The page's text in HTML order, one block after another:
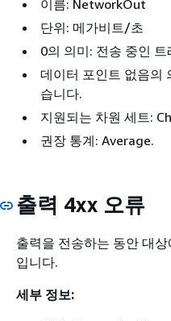
이름: NetworkOut
단위: 메가비트/초
0의 의미: 전송 중인
데이터 포인트 없음의
습니다.
지원되는 차원 세트:
권장 통계: Average.
출력 4xx 오류
출력을 전송하는 동안 대
입니다.
세부 정보: